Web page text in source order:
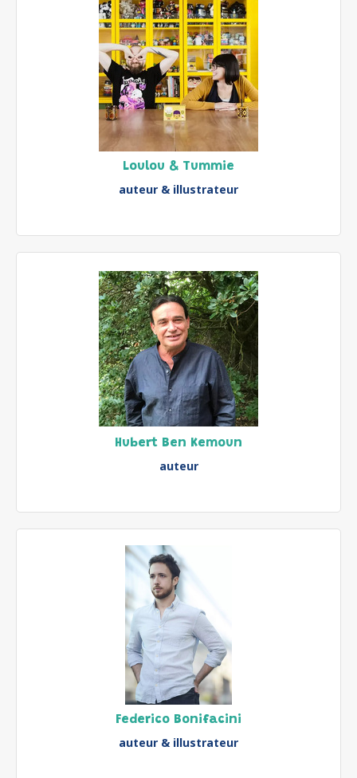
Loulou & Tummie
auteur & illustrateur
Hubert Ben Kemoun
auteur
Federico Bonifacini
auteur & illustrateur